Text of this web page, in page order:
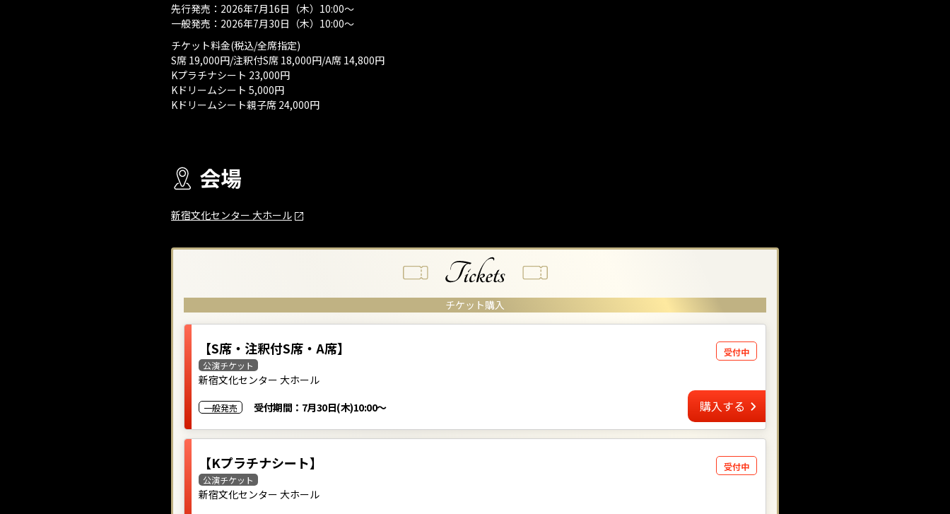
先行発売：2026年7月16日（木）10:00～
一般発売：2026年7月30日（木）10:00～
チケット料金(税込/全席指定)
S席 19,000円/注釈付S席 18,000円/A席 14,800円
Kプラチナシート 23,000円
Kドリームシート 5,000円
Kドリームシート親子席 24,000円
会場
新宿文化センター 大ホール
チケット購入
【S席・注釈付S席・A席】
公演チケット
新宿文化センター 大ホール
一般発売 受付期間： 7月30日(木)10:00～
受付中
購入する
【Kプラチナシート】
公演チケット
新宿文化センター 大ホール
受付中